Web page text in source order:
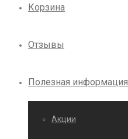
Корзина
Отзывы
Полезная информация
Акции